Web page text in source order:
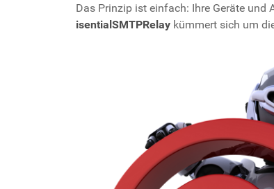
Das Prinzip ist einfach: Ihre Geräte und
isentialSMTPRelay kümmert sich um